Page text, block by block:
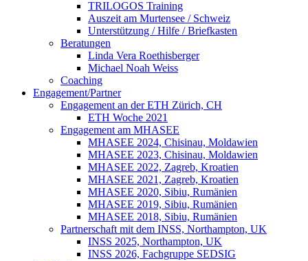
TRILOGOS Training
Auszeit am Murtensee / Schweiz
Unterstützung / Hilfe / Briefkasten
Beratungen
Linda Vera Roethisberger
Michael Noah Weiss
Coaching
Engagement/Partner
Engagement an der ETH Zürich, CH
ETH Woche 2021
Engagement am MHASEE
MHASEE 2024, Chisinau, Moldawien
MHASEE 2023, Chisinau, Moldawien
MHASEE 2022, Zagreb, Kroatien
MHASEE 2021, Zagreb, Kroatien
MHASEE 2020, Sibiu, Rumänien
MHASEE 2019, Sibiu, Rumänien
MHASEE 2018, Sibiu, Rumänien
Partnerschaft mit dem INSS, Northampton, UK
INSS 2025, Northampton, UK
INSS 2026, Fachgruppe SEDSIG